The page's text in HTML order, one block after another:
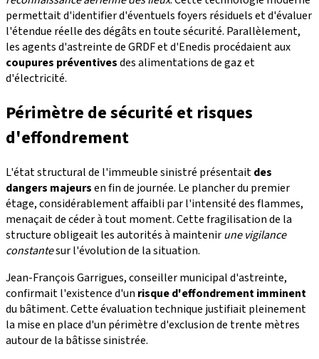
permettait d'identifier d'éventuels foyers résiduels et d'évaluer
l'étendue réelle des dégâts en toute sécurité. Parallèlement,
les agents d'astreinte de GRDF et d'Enedis procédaient aux
coupures préventivesdes alimentations de gaz et
d'électricité.
Périmètre de sécurité et risques
d'effondrement
L'état structural de l'immeuble sinistré présentaitdes
dangers majeursen fin de journée. Le plancher du premier
étage, considérablement affaibli par l'intensité des flammes,
menaçait de céder à tout moment. Cette fragilisation de la
structure obligeait les autorités à maintenirune vigilance
constantesur l'évolution de la situation.
Jean-François Garrigues, conseiller municipal d'astreinte,
confirmait l'existence d'un risque d'effondrement imminent
du bâtiment. Cette évaluation technique justifiait pleinement
la mise en place d'un périmètre d'exclusion de trente mètres
autour de la bâtisse sinistrée.